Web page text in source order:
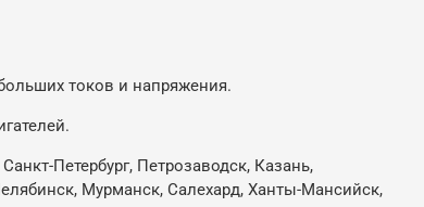
токов и напряжения.
Петербург, Петрозаводск, Казань,
Мурманск, Салехард, Ханты-Мансийск,